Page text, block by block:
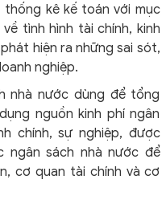
kê kế toán với mục
tình hình tài chính, kinh
hiện ra những sai sót,
nghiệp.
nhà nước dùng để tổng
nguồn kinh phí ngân
chính, sự nghiệp, được
ngân sách nhà nước để
cơ quan tài chính và cơ